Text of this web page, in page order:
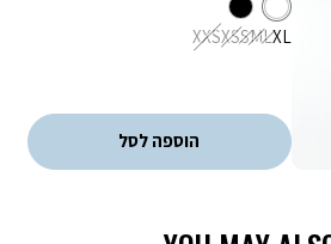
מידה
XXSXSSMLXL
הוספה לסל